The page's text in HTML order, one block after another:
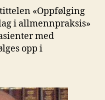
«Oppfølging
i allmennpraksis»
med
opp i